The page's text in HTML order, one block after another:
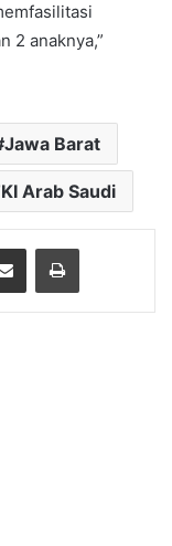
2 anaknya,”
Jawa Barat
Arab Saudi
Share via Email Print